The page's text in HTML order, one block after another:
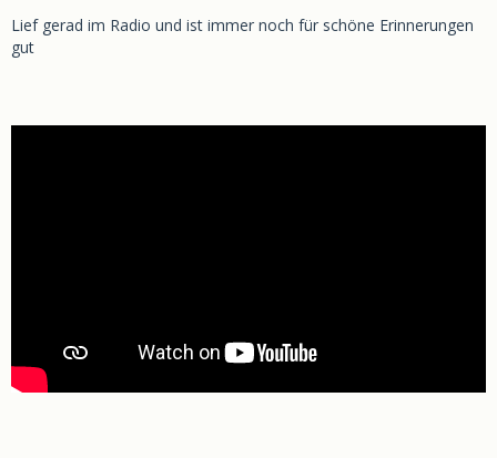
Lief gerad im Radio und ist immer noch für schöne Erinnerungen
gut